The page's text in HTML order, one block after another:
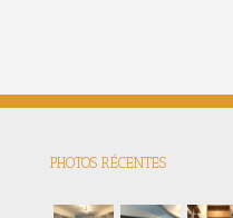
PHOTOS RÉCENTES